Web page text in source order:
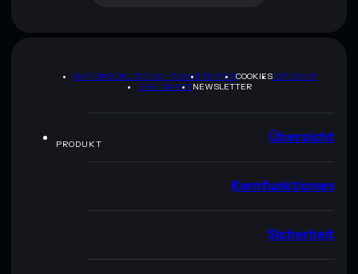
DATENSCHUTZRICHTLINIETERMSCOOKIESSITEMAP
BRAND-KITNEWSLETTER
PRODUKT Übersicht
Kernfunktionen
Sicherheit